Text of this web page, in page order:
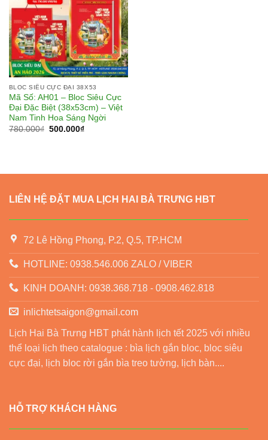
BLOC SIÊU CỰC ĐẠI 38X53
Mã Số: AH01 – Bloc Siêu Cực
Đại Đặc Biệt (38x53cm) – Việt
Nam Tinh Hoa Sáng Ngời
780.000₫ Giá
500.000₫Giá
LIÊN HỆ ĐẶT MUA LỊCH HAI BÀ TRƯNG HBT
72 Lê Hồng Phong, P.2, Q.5, TP.HCM
HOTLINE: 0938.546.006 ZALO / VIBER
KINH DOANH: 0938.368.718 - 0908.462.818
inlichtetsaigon@gmail.com
Lịch Hai Bà Trưng HBT phát hành lịch tết 2025 với nhiều
thể loại lịch theo catalogue : bìa lịch gắn bloc, bloc siêu
cực đại, lịch bloc rời gắn bìa treo tường, lịch bàn....
HỖ TRỢ KHÁCH HÀNG